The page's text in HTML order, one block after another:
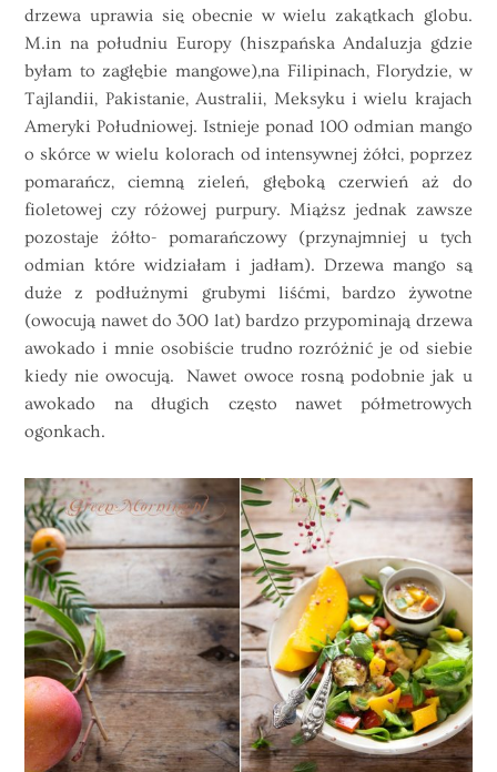
drzewa uprawia się obecnie w wielu zakątkach globu.
M.in na południu Europy (hiszpańska Andaluzja gdzie
byłam to zagłębie mangowe),na Filipinach, Florydzie, w
Tajlandii, Pakistanie, Australii, Meksyku i wielu krajach
Ameryki Południowej. Istnieje ponad 100 odmian mango
o skórce w wielu kolorach od intensywnej żółci, poprzez
pomarańcz, ciemną zieleń, głęboką czerwień aż do
fioletowej czy różowej purpury. Miąższ jednak zawsze
pozostaje żółto- pomarańczowy (przynajmniej u tych
odmian które widziałam i jadłam). Drzewamango są
duże z podłużnymi grubymi liśćmi, bardzo żywotne
(owocują nawet do 300 lat) bardzo przypominają drzewa
awokado i mnie osobiście trudno rozróżnić je od siebie
kiedy nie owocują. Nawet owoce rosną podobnie jak u
awokado na długich często nawet półmetrowych
ogonkach.